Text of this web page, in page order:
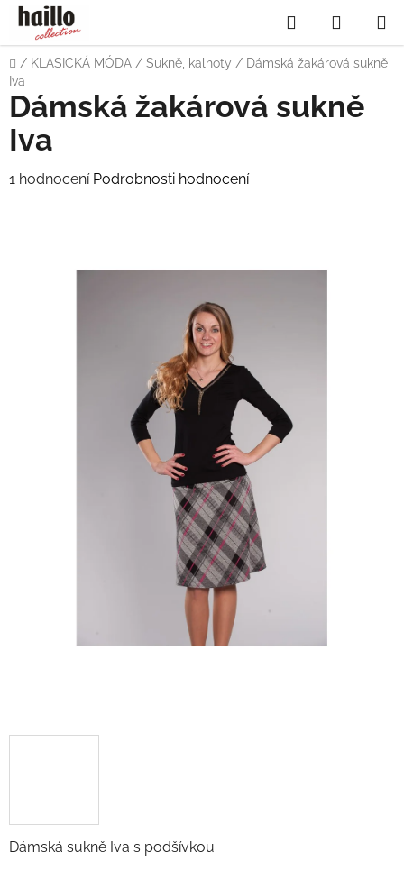
Přejít
obsah
Hledat
KOŠÍK
Domů
/ KLASICKÁ MÓDA / Sukně, kalhoty / Dámská žakárová sukně
Iva
Dámská sukně Iva s podšívkou.
Dámská žakárová sukně
Iva
Průměrné
1 hodnocení Podrobnosti hodnocení